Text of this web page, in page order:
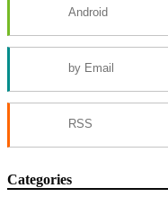
Android
by Email
RSS
Categories